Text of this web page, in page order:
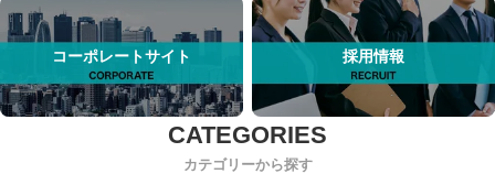
コーポレートサイト 採用情報
カテゴリーから探す